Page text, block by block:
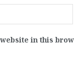
in this